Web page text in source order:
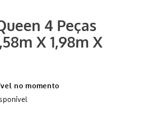
4 Peças
X 1,98m X
no momento